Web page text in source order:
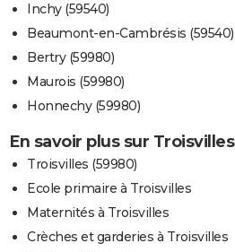
Inchy (59540)
Beaumont-en-Cambrésis (59540)
Bertry (59980)
Maurois (59980)
Honnechy (59980)
En savoir plus sur Troisvilles
Troisvilles (59980)
Ecole primaire à Troisvilles
Maternités à Troisvilles
Crèches et garderies à Troisvilles